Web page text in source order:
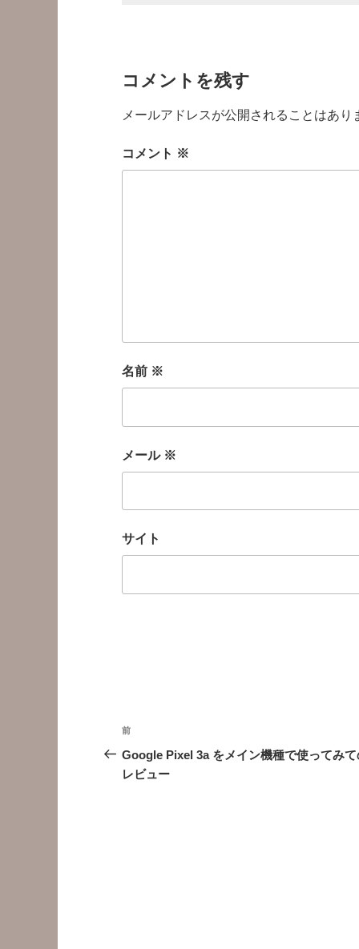
コメントを残す
メールアドレスが公開されることはあり
コメント ※
名前 ※
メール ※
サイト
投
稿
ナ
前
の
投
前
Google Pixel 3a をメイン機種で使ってみて
レビュー